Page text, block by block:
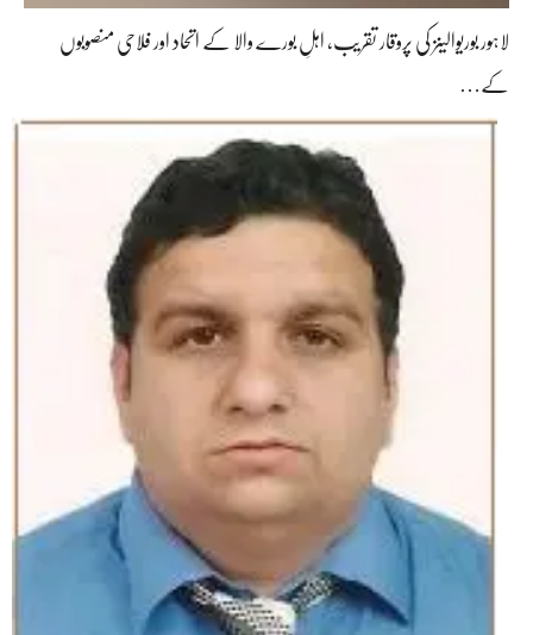
لاہور بوریوالینز کی پروقار تقریب، اہلِ بورے والا کے اتحاد اور فلاحی منصوبوں
کے…